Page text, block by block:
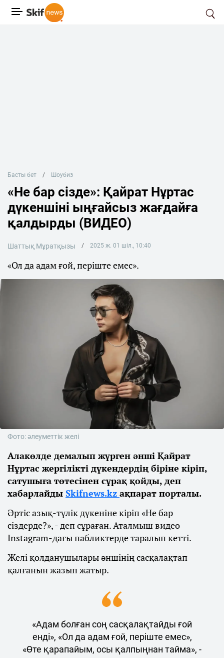
Басты бет Шоубиз
«Не бар сізде»: Қайрат Нұртас
дүкеншіні ыңғайсыз жағдайға
қалдырды (ВИДЕО)
Шаттық Мұратқызы 2025 ж. 01 шіл., 10:40
«Ол да адам ғой, періште емес».
Фото: әлеуметтік желі
Алакөлде демалып жүрген әнші Қайрат
Нұртас жергілікті дүкендердің біріне кіріп,
сатушыға төтесінен сұрақ қойды, деп
хабарлайды Skifnews.kz ақпарат порталы.
Әртіс азық-түлік дүкеніне кіріп «Не бар
сіздерде?», - деп сұраған. Аталмыш видео
Instagram-дағы пабликтерде таралып кетті.
Желі қолданушылары әншінің сасқалақтап
қалғанын жазып жатыр.
«Адам болған соң сасқалақтайды ғой
енді», «Ол да адам ғой, періште емес»,
«Өте қарапайым, осы қалпыңнан тайма», -